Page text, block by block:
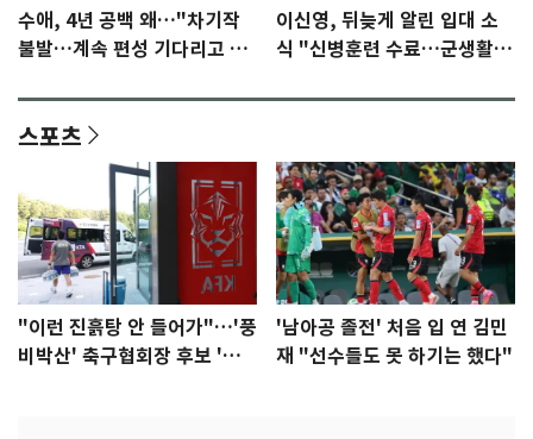
수애, 4년 공백 왜…"차기작
불발…계속 편성 기다리고 있
이신영, 뒤늦게 알린 입대 소
식 "신병훈련 수료…군생활
스포츠
"이런 진흙탕 안 들어가"…'풍
비박산' 축구협회장 후보 '실
'남아공 졸전' 처음 입 연 김민
재 "선수들도 못 하기는 했다"